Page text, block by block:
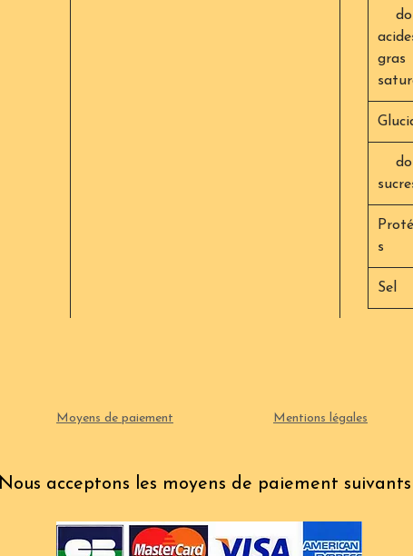
gras
s
Sel
Moyens de paiement Mentions légales
Nous acceptons les moyens de paiement suivants